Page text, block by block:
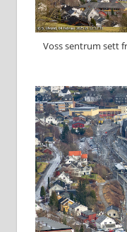
Voss sentrum sett